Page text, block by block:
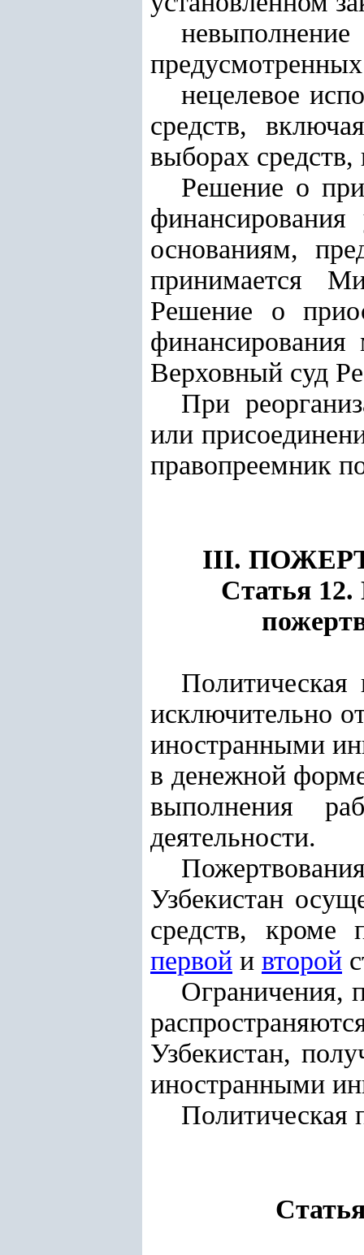
нецелевое
средств,
выборах
Решение о
основаниям,
принимается
Решение о
Верховный суд
При
или
правопреемник
III.
Статья
Политическая
исключительно
иностранными
в денежной
выполнения
деятельности.
Узбекистан
средств, кроме
первой и второй
Ограничения,
Узбекистан,
иностранными
Политическая